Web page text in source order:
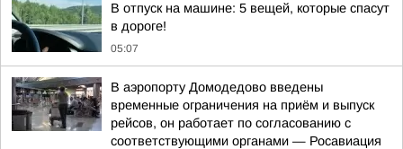
В отпуск на машине: 5 вещей, которые спасут
в дороге!
05:07
В аэропорту Домодедово введены
временные ограничения на приём и выпуск
рейсов, он работает по согласованию с
соответствующими органами — Росавиация